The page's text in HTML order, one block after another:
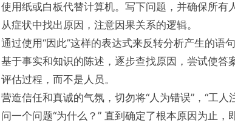
使用纸或白板代替计算机。写下问题，并确保所有
从症状中找出原因，注意因果关系的逻辑。
通过使用“因此”这样的表达式来反转分析产生的语
基于事实和知识的陈述，逐步查找原因，尝试使答
评估过程，而不是人员。
营造信任和真诚的气氛，切勿将“人为错误”，“工人
问一个问题“为什么？” 直到确定了根本原因为止，